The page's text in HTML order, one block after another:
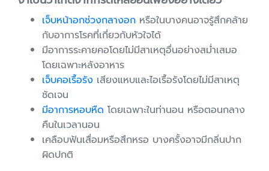
เจ็บหน้าอกช่วงกลางอก หรือในบางคนอาจรู้สึกคล้าย
กับอาการโรคที่เกี่ยวกับหัวใจได้
มีอาการระคายคอโดยไม่มีสาเหตุอื่นอย่างสม่ำเสมอ
โดยเฉพาะหลังอาหาร
เจ็บคอเรื้อรัง เสียงแหบและไอเรื้อรังโดยไม่มีสาเหตุ
ชัดเจน
มีอาการหอบหืด โดยเฉพาะในท่านอน หรือตอนกลาง
คืนในเวลานอน
เคลือบฟันเสื่อมหรือสึกหรอ บางครั้งอาจมีกลิ่นปาก
ผิดปกติ